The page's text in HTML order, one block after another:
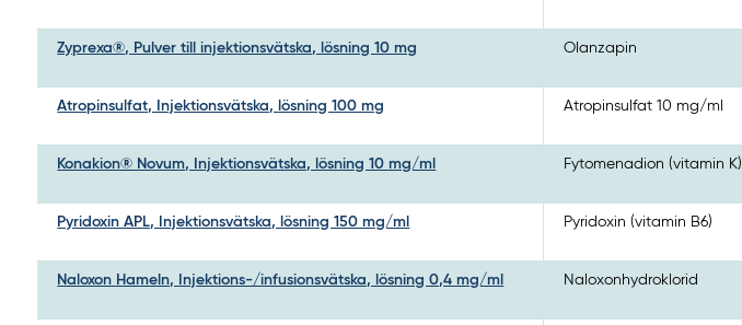
Zyprexa®, Pulver till injektionsvätska, lösning 10 mg Olanzapin
Atropinsulfat, Injektionsvätska, lösning 100 mg Atropinsulfat 10 mg/ml
Konakion® Novum, Injektionsvätska, lösning 10 mg/ml Fytomenadion (vitamin K)
Pyridoxin APL, Injektionsvätska, lösning 150 mg/ml Pyridoxin (vitamin B6)
Naloxon Hameln, Injektions-/infusionsvätska, lösning 0,4 mg/ml Naloxonhydroklorid